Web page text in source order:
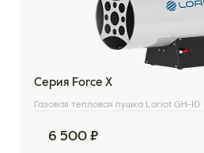
Серия Force X
Газовая тепловая пушка Loriot GH-10
6 500 ₽